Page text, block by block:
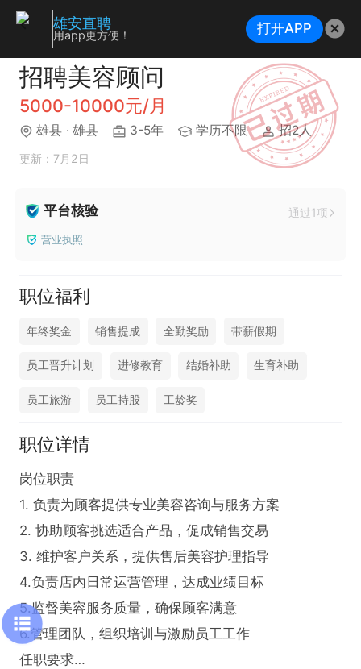
招聘美容顾问
5000-10000元/月
雄县 · 雄县 3-5年 学历不限 招2人
更新：7月2日
平台核验 通过1项
营业执照
职位福利
年终奖金 销售提成 全勤奖励 带薪假期
员工晋升计划 进修教育 结婚补助 生育补助
员工旅游 员工持股 工龄奖
职位详情
岗位职责
1. 负责为顾客提供专业美容咨询与服务方案
2. 协助顾客挑选适合产品，促成销售交易
3. 维护客户关系，提供售后美容护理指导
4.负责店内日常运营管理，达成业绩目标
5.监督美容服务质量，确保顾客满意
6.管理团队，组织培训与激励员工工作
任职要求
雄安直聘
用app更方便！ 打开APP